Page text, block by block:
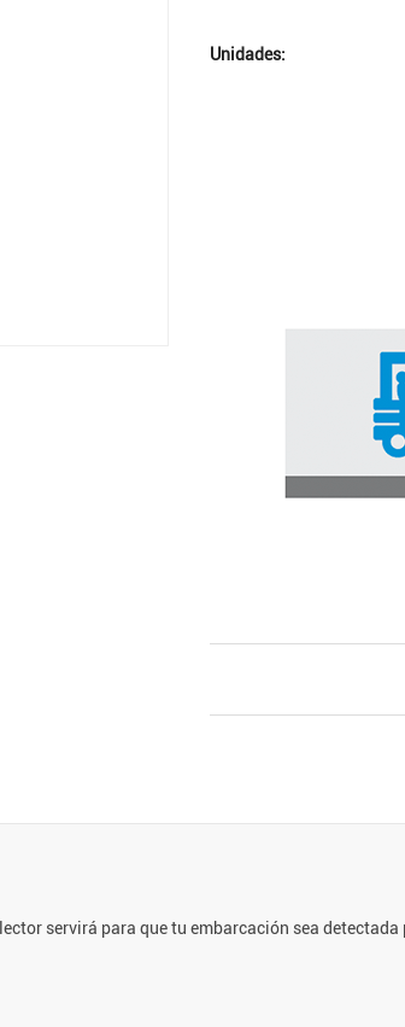
Unidades:
servirá para que tu embarcación sea